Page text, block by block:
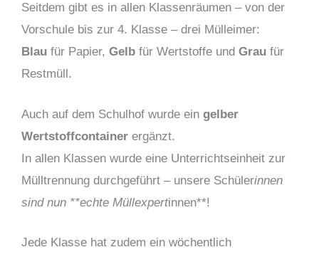
Seitdem gibt es in allen Klassenräumen – von der
Vorschule bis zur 4. Klasse – drei Mülleimer:
Blau für Papier,Gelb für Wertstoffe undGrau für
Restmüll.
Auch auf dem Schulhof wurde eingelber
Wertstoffcontainer ergänzt.
In allen Klassen wurde eine Unterrichtseinheit zur
Mülltrennung durchgeführt – unsere Schülerinnen
sind nun **echte Müllexpertinnen**!
Jede Klasse hat zudem ein wöchentlich